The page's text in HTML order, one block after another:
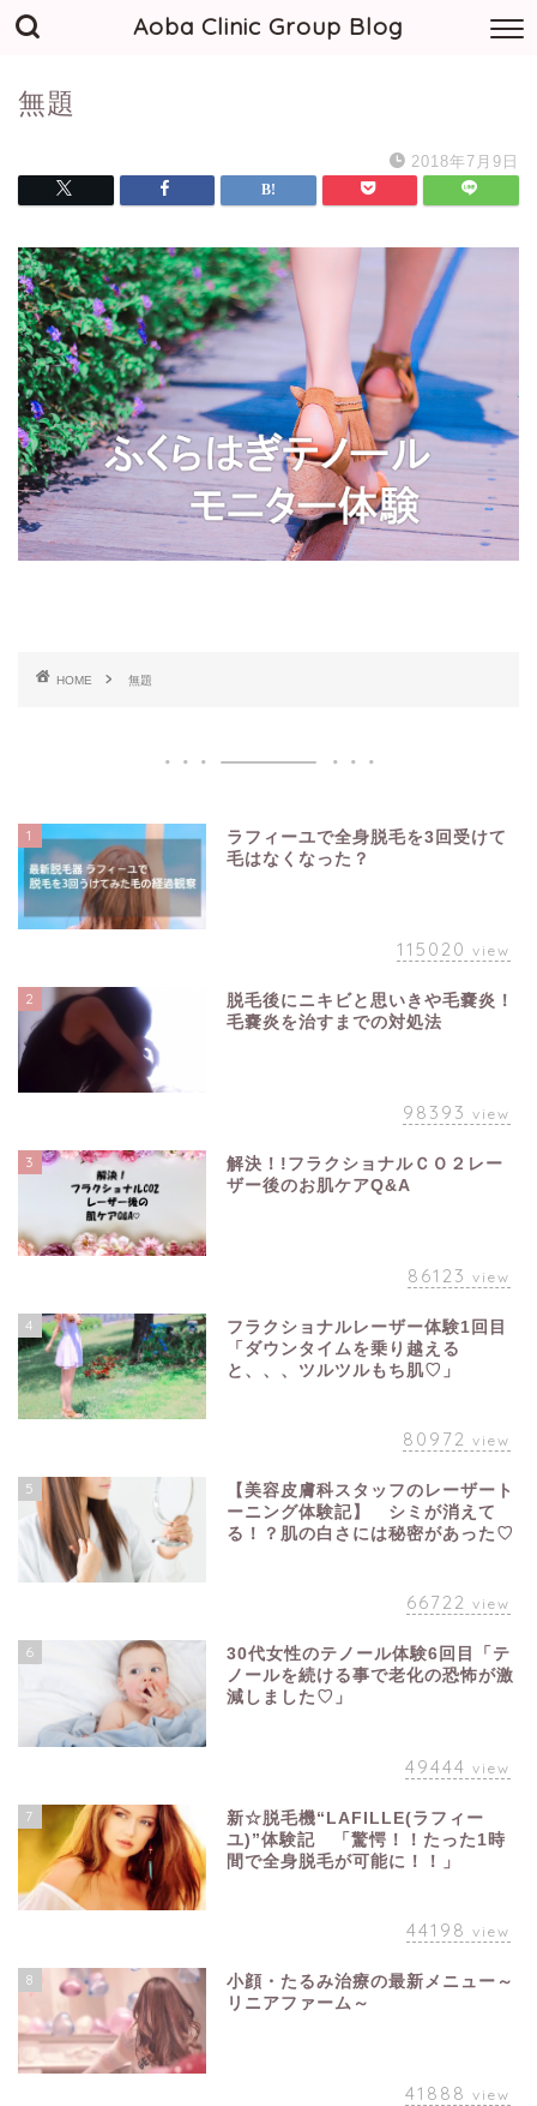
Aoba Clinic Group Blog
無題
2018年7月9日
HOME 無題
1
ラフィーユで全身脱毛を3回受けて
毛はなくなった？
115020 view
2
脱毛後にニキビと思いきや毛嚢炎！
毛嚢炎を治すまでの対処法
98393 view
3
解決！!フラクショナルＣＯ２レー
ザー後のお肌ケアQ&A
86123 view
4
フラクショナルレーザー体験1回目
「ダウンタイムを乗り越える
と、、、ツルツルもち肌♡」
80972 view
5
【美容皮膚科スタッフのレーザート
ーニング体験記】 シミが消えて
る！？肌の白さには秘密があった♡
66722 view
6
30代女性のテノール体験6回目「テ
ノールを続ける事で老化の恐怖が激
減しました♡」
49444 view
7
新☆脱毛機“LAFILLE(ラフィー
ユ)”体験記 「驚愕！！たった1時
間で全身脱毛が可能に！！」
44198 view
8
小顔・たるみ治療の最新メニュー～
リニアファーム～
41888 view